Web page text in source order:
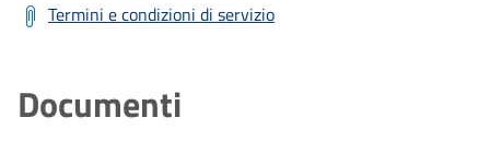
Termini e condizioni di servizio
Documenti